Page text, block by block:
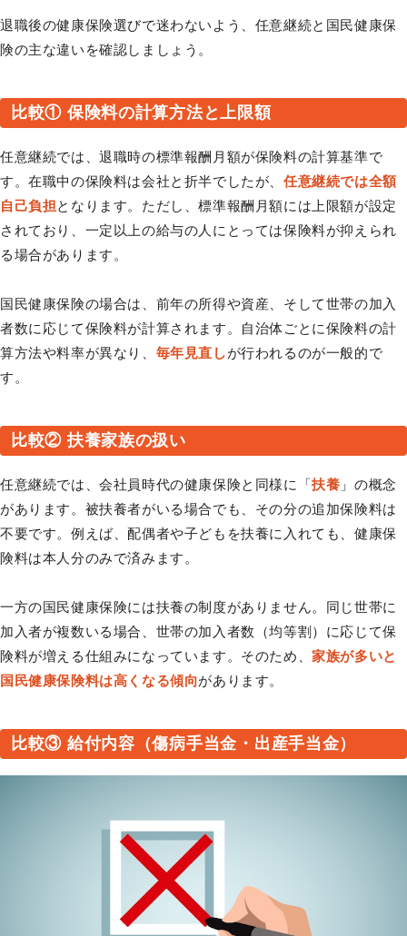
退職後の健康保険選びで迷わないよう、任意継続と国民健康保
険の主な違いを確認しましょう。
比較① 保険料の計算方法と上限額
任意継続では、退職時の標準報酬月額が保険料の計算基準で
す。在職中の保険料は会社と折半でしたが、 任意継続では全額
自己負担となります。ただし、標準報酬月額には上限額が設定
されており、一定以上の給与の人にとっては保険料が抑えられ
る場合があります。
国民健康保険の場合は、前年の所得や資産、そして世帯の加入
者数に応じて保険料が計算されます。自治体ごとに保険料の計
算方法や料率が異なり、 毎年見直しが行われるのが一般的で
す。
比較② 扶養家族の扱い
任意継続では、会社員時代の健康保険と同様に「扶養 」の概念
があります。被扶養者がいる場合でも、その分の追加保険料は
不要です。例えば、配偶者や子どもを扶養に入れても、健康保
険料は本人分のみで済みます。
一方の国民健康保険には扶養の制度がありません。同じ世帯に
加入者が複数いる場合、世帯の加入者数（均等割）に応じて保
険料が増える仕組みになっています。そのため、家族が多いと
国民健康保険料は高くなる傾向があります。
比較③ 給付内容（傷病手当金・出産手当金）